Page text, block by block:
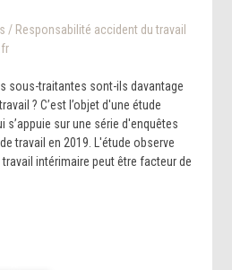
/ Responsabilité accident du travail
sous-traitantes sont-ils davantage
? C’est l’objet d'une étude
s’appuie sur une série d'enquêtes
travail en 2019. L'étude observe
intérimaire peut être facteur de